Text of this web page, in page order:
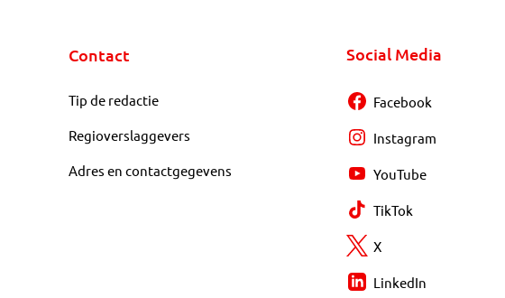
Contact
Tip de redactie
Regioverslaggevers
Adres en contactgegevens
Social Media
Facebook
Instagram
YouTube
TikTok
X
LinkedIn